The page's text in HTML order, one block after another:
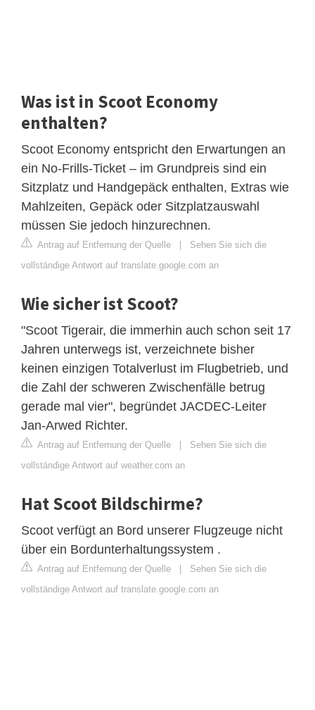
Was ist in Scoot Economy
enthalten?
Scoot Economy entspricht den Erwartungen an
ein No-Frills-Ticket – im Grundpreis sind ein
Sitzplatz und Handgepäck enthalten, Extras wie
Mahlzeiten, Gepäck oder Sitzplatzauswahl
müssen Sie jedoch hinzurechnen.
Antrag auf Entfernung der Quelle | Sehen Sie sich die
vollständige Antwort auf translate.google.com an
Wie sicher ist Scoot?
"Scoot Tigerair, die immerhin auch schon seit 17
Jahren unterwegs ist, verzeichnete bisher
keinen einzigen Totalverlust im Flugbetrieb, und
die Zahl der schweren Zwischenfälle betrug
gerade mal vier", begründet JACDEC-Leiter
Jan-Arwed Richter.
Antrag auf Entfernung der Quelle | Sehen Sie sich die
vollständige Antwort auf weather.com an
Hat Scoot Bildschirme?
Scoot verfügt an Bord unserer Flugzeuge nicht
über ein Bordunterhaltungssystem .
Antrag auf Entfernung der Quelle | Sehen Sie sich die
vollständige Antwort auf translate.google.com an